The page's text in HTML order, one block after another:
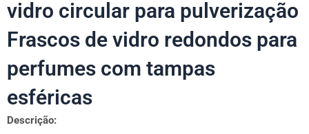
vidro circular para pulverização
Frascos de vidro redondos para
perfumes com tampas
esféricas
Descrição: